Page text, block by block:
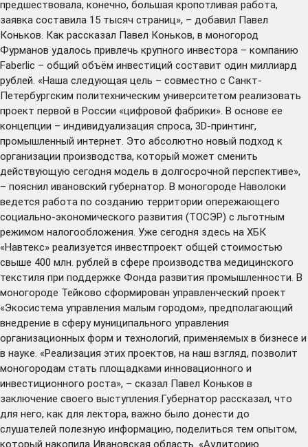
предшествовала, конечно, большая кропотливая работа,
заявка составила 15 тысяч страниц», – добавил Павел
Коньков. Как рассказал Павел Коньков, в моногород
Фурманов удалось привлечь крупного инвестора – компанию
Faberlic – общий объём инвестиций составит один миллиард
рублей. «Наша следующая цель – совместно с Санкт-
Петербургским политехническим университетом реализовать
проект первой в России «цифровой фабрики». В основе ее
концепции – индивидуализация спроса, 3D-принтинг,
промышленный интернет. Это абсолютно новый подход к
организации производства, который может сменить
действующую сегодня модель в долгосрочной перспективе»,
– пояснил ивановский губернатор. В моногороде Наволоки
ведется работа по созданию территории опережающего
социально-экономического развития (ТОСЭР) с льготным
режимом налогообложения. Уже сегодня здесь на ХБК
«Навтекс» реализуется инвестпроект общей стоимостью
свыше 400 млн. рублей в сфере производства медицинского
текстиля при поддержке Фонда развития промышленности. В
моногороде Тейково сформирован управленческий проект
«Экосистема управления малым городом», предполагающий
внедрение в сферу муниципального управления
организационных форм и технологий, применяемых в бизнесе и
в науке. «Реализация этих проектов, на наш взгляд, позволит
моногородам стать площадками инновационного и
инвестиционного роста», – сказал Павел Коньков в
заключение своего выступления.Губернатор рассказал, что
для него, как для лектора, важно было донести до
слушателей полезную информацию, поделиться тем опытом,
который накопила Ивановская область. «Аудиторию